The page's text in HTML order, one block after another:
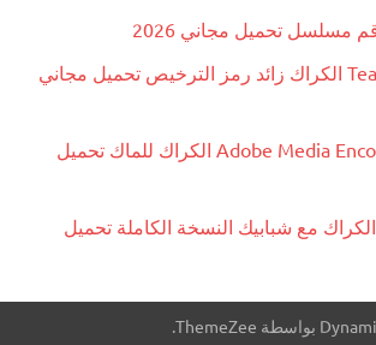
TeamViewer 15.80.4 الكراك زائد رمز الترخيص تحميل مجاني
Adobe Media Encoder CC 2026 26.2 الكراك للماك تحميل
DVDFab 13.0.6.1 الكراك مع شبابيك النسخة الكاملة تحميل